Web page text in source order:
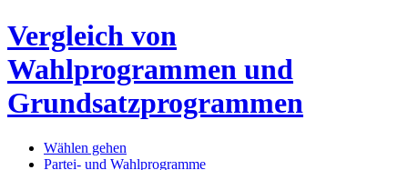
Vergleich von
Wahlprogrammen und
Grundsatzprogrammen
Wählen gehen
Partei- und Wahlprogramme